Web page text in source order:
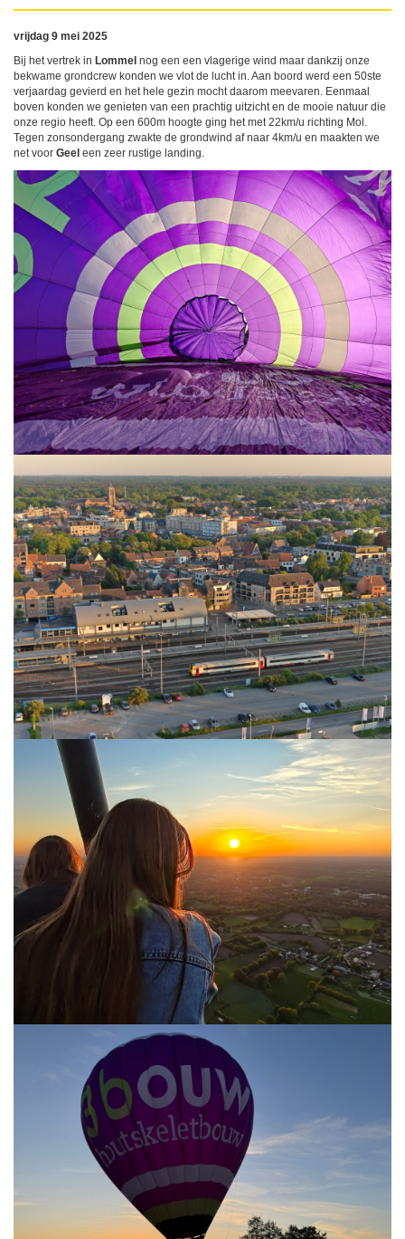
vrijdag 9 mei 2025
Bij het vertrek in Lommel nog een een vlagerige wind maar dankzij onze
bekwame grondcrew konden we vlot de lucht in. Aan boord werd een 50ste
verjaardag gevierd en het hele gezin mocht daarom meevaren. Eenmaal
boven konden we genieten van een prachtig uitzicht en de mooie natuur die
onze regio heeft. Op een 600m hoogte ging het met 22km/u richting Mol.
Tegen zonsondergang zwakte de grondwind af naar 4km/u en maakten we
net voor Geel een zeer rustige landing.